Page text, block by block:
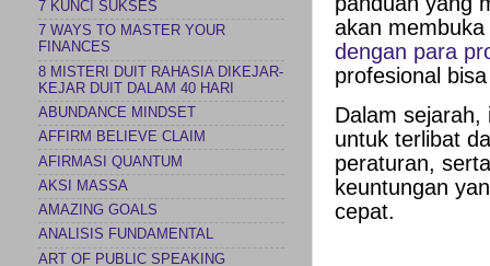
akan
dengan para
profesional
Dalam
untuk terlibat
peraturan,
keuntungan
cepat.
7 KUNCI SUKSES
7 WAYS TO MASTER YOUR
FINANCES
8 MISTERI DUIT RAHASIA DIKEJAR-
KEJAR DUIT DALAM 40 HARI
ABUNDANCE MINDSET
AFFIRM BELIEVE CLAIM
AFIRMASI QUANTUM
AKSI MASSA
AMAZING GOALS
ANALISIS FUNDAMENTAL
ART OF PUBLIC SPEAKING